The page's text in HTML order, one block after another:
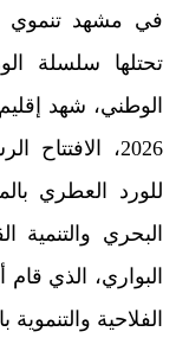
في مشهد تنموي
تحتلها سلسلة
الوطني، شهد
للورد العطري
البحري والتنمية
البواري، الذي قام
الفلاحية والتنموية